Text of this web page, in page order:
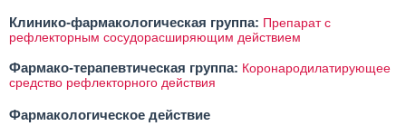
Клинико-фармакологическая группа: Препарат с
рефлекторным сосудорасширяющим действием
Фармако-терапевтическая группа: Коронародилатирующее
средство рефлекторного действия
Фармакологическое действие